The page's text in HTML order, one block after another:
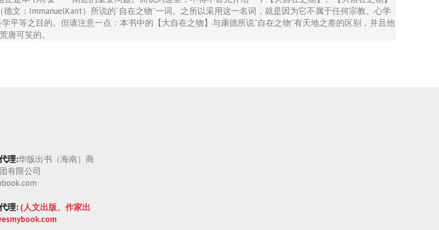
文：ImmanuelKant）所说的“自在之物”一词。之所以采用这一名词，就是因为它不属于任何宗教、心学
平等之目的。但请注意一点：本书中的【大自在之物】与康德所说“自在之物”有天地之差的区别，并且他
唐可笑的。
理:华版出书（海南）商
有限公司
理: (人文出版、作家出